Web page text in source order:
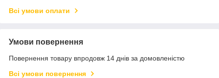
Всі умови оплати
Умови повернення
Повернення товару впродовж 14 днів за домовленістю
Всі умови повернення